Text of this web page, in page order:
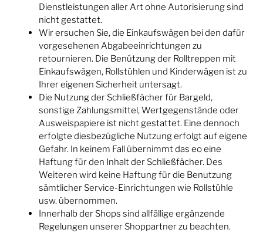
Dienstleistungen aller Art ohne Autorisierung sind
nicht gestattet.
Wir ersuchen Sie, die Einkaufswägen bei den dafür
vorgesehenen Abgabeeinrichtungen zu
retournieren. Die Benützung der Rolltreppen mit
Einkaufswägen, Rollstühlen und Kinderwägen ist zu
Ihrer eigenen Sicherheit untersagt.
Die Nutzung der Schließfächer für Bargeld,
sonstige Zahlungsmittel, Wertgegenstände oder
Ausweispapiere ist nicht gestattet. Eine dennoch
erfolgte diesbezügliche Nutzung erfolgt auf eigene
Gefahr. In keinem Fall übernimmt das eo eine
Haftung für den Inhalt der Schließfächer. Des
Weiteren wird keine Haftung für die Benutzung
sämtlicher Service-Einrichtungen wie Rollstühle
usw. übernommen.
Innerhalb der Shops sind allfällige ergänzende
Regelungen unserer Shoppartner zu beachten.